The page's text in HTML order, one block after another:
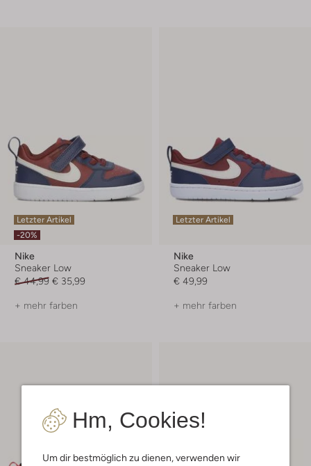
Hm, Cookies!
Um dir bestmöglich zu dienen, verwenden wir
Letzter Artikel
-20%
Nike
Sneaker Low
€ 44,99 € 35,99
+ mehr farben
Letzter Artikel
Nike
Sneaker Low
€ 49,99
+ mehr farben